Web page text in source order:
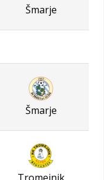
Šmarje
Šmarje
Tromejnik